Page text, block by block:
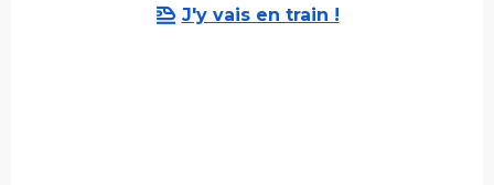
J'y vais en train !